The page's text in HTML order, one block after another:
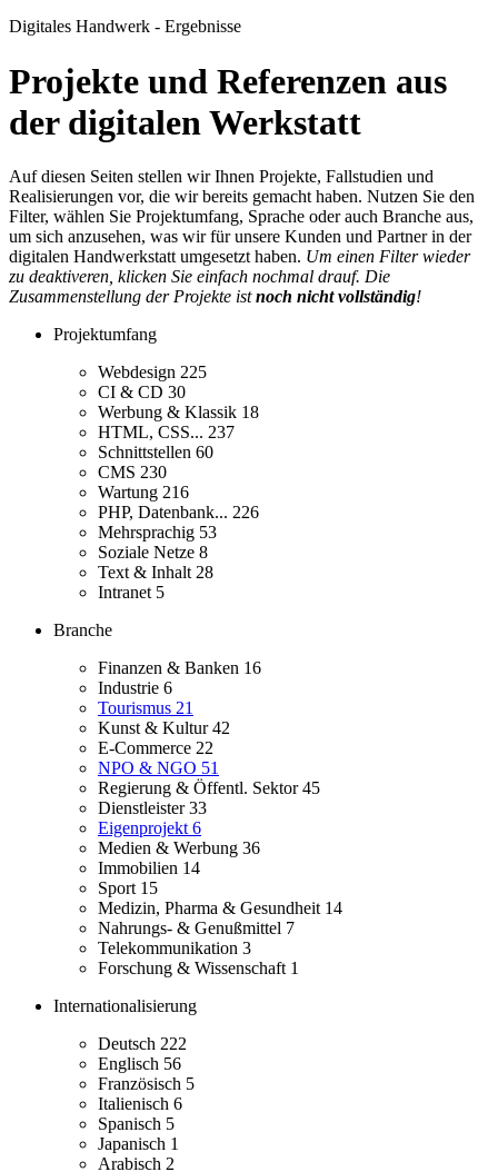
Digitales Handwerk - Ergebnisse
Projekte und Referenzen aus
der digitalen Werkstatt
Auf diesen Seiten stellen wir Ihnen Projekte, Fallstudien und
Realisierungen vor, die wir bereits gemacht haben. Nutzen Sie den
Filter, wählen Sie Projektumfang, Sprache oder auch Branche aus,
um sich anzusehen, was wir für unsere Kunden und Partner in der
digitalen Handwerkstatt umgesetzt haben. Um einen Filter wieder
zu deaktiveren, klicken Sie einfach nochmal drauf. Die
Zusammenstellung der Projekte istnoch nicht vollständig!
Projektumfang
Webdesign 225
CI & CD 30
Werbung & Klassik 18
HTML, CSS... 237
Schnittstellen 60
CMS 230
Wartung 216
PHP, Datenbank... 226
Mehrsprachig 53
Soziale Netze 8
Text & Inhalt 28
Intranet 5
Branche
Finanzen & Banken 16
Industrie 6
Tourismus 21
Kunst & Kultur42
E-Commerce 22
NPO & NGO 51
Regierung & Öffentl. Sektor45
Dienstleister33
Eigenprojekt 6
Medien & Werbung 36
Immobilien 14
Sport 15
Medizin, Pharma & Gesundheit 14
Nahrungs- & Genußmittel 7
Telekommunikation 3
Forschung & Wissenschaft 1
Internationalisierung
Deutsch 222
Englisch 56
Französisch 5
Italienisch 6
Spanisch 5
Japanisch 1
Arabisch 2